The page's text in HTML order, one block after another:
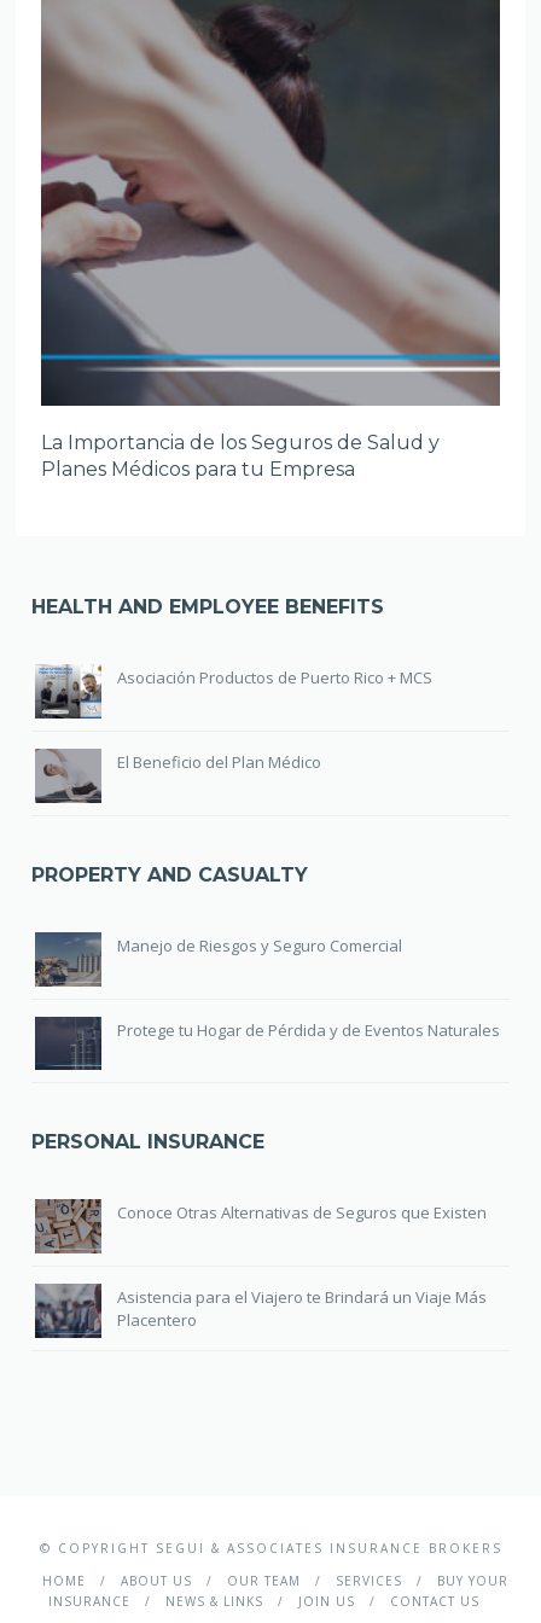
La Importancia de los Seguros de Salud y
Planes Médicos para tu Empresa
HEALTH AND EMPLOYEE BENEFITS
Asociación Productos de Puerto Rico + MCS
El Beneficio del Plan Médico
PROPERTY AND CASUALTY
Manejo de Riesgos y Seguro Comercial
Protege tu Hogar de Pérdida y de Eventos Naturales
PERSONAL INSURANCE
Conoce Otras Alternativas de Seguros que Existen
Asistencia para el Viajero te Brindará un Viaje Más
Placentero
© COPYRIGHT SEGUI & ASSOCIATES INSURANCE BROKERS
HOME
ABOUT US OUR TEAM SERVICES
BUY YOUR
INSURANCE
NEWS & LINKS JOIN US CONTACT US